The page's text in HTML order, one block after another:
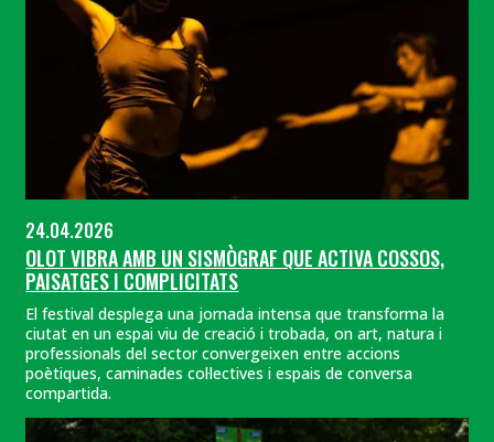
24.04.2026
OLOT VIBRA AMB UN SISMÒGRAF QUE ACTIVA COSSOS,
PAISATGES I COMPLICITATS
El festival desplega una jornada intensa que transforma la
ciutat en un espai viu de creació i trobada, on art, natura i
professionals del sector convergeixen entre accions
poètiques, caminades col·lectives i espais de conversa
compartida.